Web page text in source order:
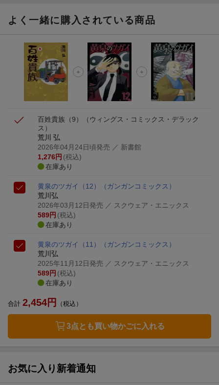
よく一緒に購入されている商品
百姓貴族（9）
（ウィングス・コミックス・デラック
ス）
荒川 弘
2026年04月24日頃発売 ／ 新書館
1,276円 (税込)
在庫あり
黄泉のツガイ（12）
（ガンガンコミックス）
荒川弘
2026年03月12日発売 ／ スクウェア・エニックス
589円 (税込)
在庫あり
黄泉のツガイ（11）
（ガンガンコミックス）
荒川弘
2025年11月12日発売 ／ スクウェア・エニックス
589円 (税込)
在庫あり
合計 2,454円 （税込）
3点とも買い物かごに入れる
お気に入り新着通知